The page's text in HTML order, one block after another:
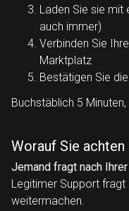
Laden Sie sie mit
auch immer)
Verbinden Sie
Marktplatz
Bestätigen Sie
Buchstäblich 5
Worauf Sie
Jemand fragt nach
Legitimer Support fragt
weitermachen.